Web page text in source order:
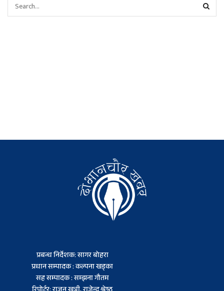
प्रबन्ध निर्देशक: सागर बोहरा
प्रधान सम्पादक : कल्पना खड्का
सह सम्पादक : सम्झना गौतम